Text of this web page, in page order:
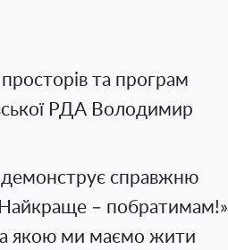
та програм
РДА Володимир
демонструє справжню
– побратимам!»
якою ми маємо жити